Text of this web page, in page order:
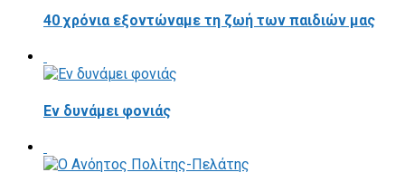
40 χρόνια εξοντώναμε τη ζωή των παιδιών μας
Εν δυνάμει φονιάς